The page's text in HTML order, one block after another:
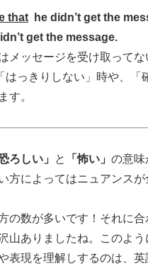
that he didn’t get the
get the message.
メッセージを受け取ってな
はっきりしない」時や、「
す。
ろしい」 と 「怖い」 の意味
方によってはニュアンスが
の数が多いです！それに
山ありましたね。このよ
表現を理解しするのは、